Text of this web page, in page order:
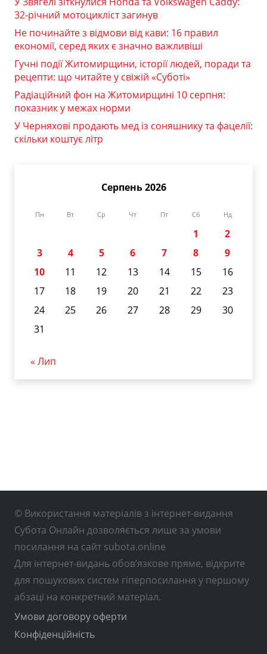
32-річний мотоцикліст загинув
Не починайте з відмови від кави: 16 правил
економії, серед яких є значно важливіші
Гучні події Житомирщини, історії людей, поради та
рецепти: що читайте у свіжій «Суботі»
Радіаційний фон на Житомирщині 10 серпня:
показник у межах норми
У Черняхові продають мед із соняшнику та фацелії:
скільки коштує літр
Серпень 2026
Пн Вт Ср Чт Пт Сб Нд
1
2
3
4 5 6 7 8
9
10
11 12 13 14 15
16
17
18 19 20 21 22
23
24
25 26 27 28 29
30
31
« Лип
© Використання матеріалів з інтернет-видання
Субота Онлайн дозволяється лише за умови
посилання на сайт subota.online
Для інтернет-видань обов’язкове пряме, відкрите
для пошукових систем гіперпосилання у першому
абзаці на конкретний матеріал.
Умови договору оферти
Конфіденційність